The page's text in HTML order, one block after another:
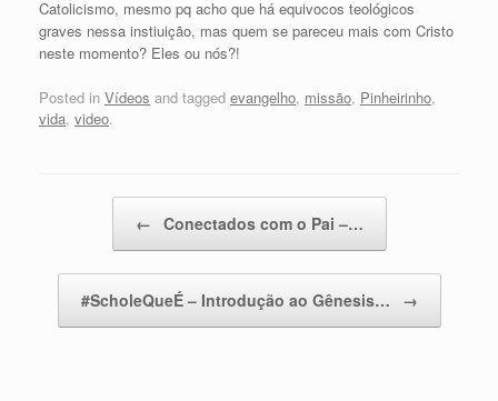
Catolicismo, mesmo pq acho que há equivocos teológicos
graves nessa instiuição, mas quem se pareceu mais com Cristo
neste momento? Eles ou nós?!
Posted in Vídeos and tagged evangelho, missão, Pinheirinho,
vida, video.
← Conectados com o Pai –…
#ScholeQueÉ – Introdução ao Gênesis… →